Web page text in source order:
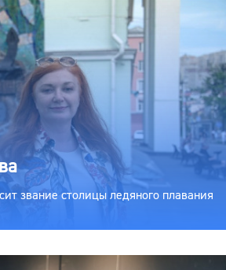
звание столицы ледяного плавания